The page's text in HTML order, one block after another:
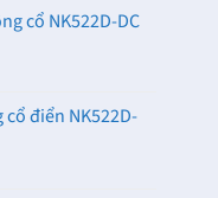
cổ NK522D-DC
điển NK522D-